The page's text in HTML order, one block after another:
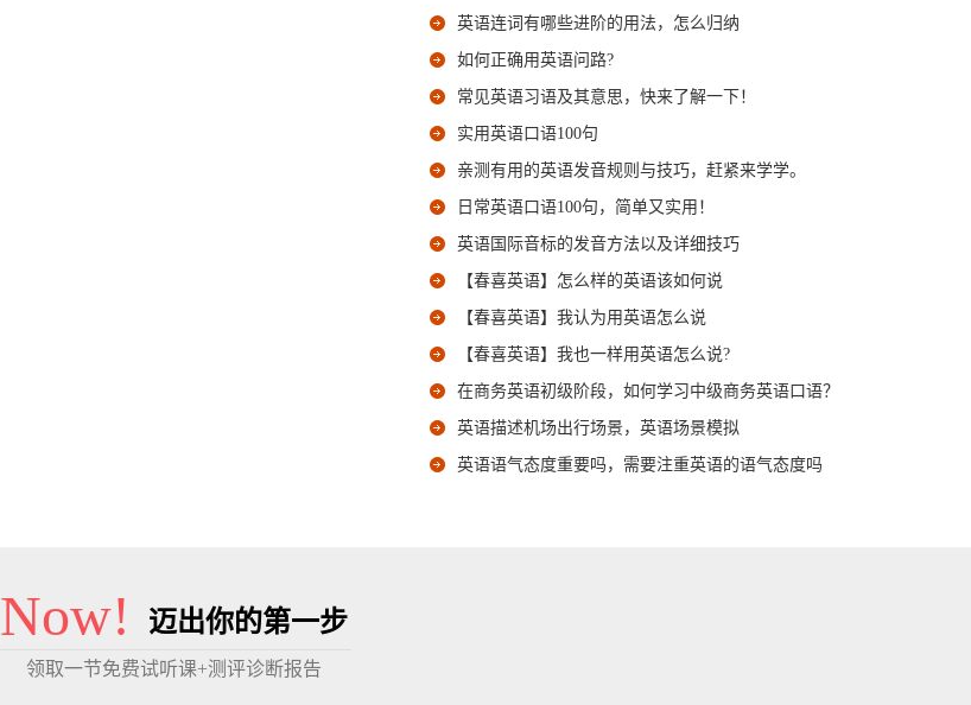
英语连词有哪些进阶的用法，怎么归纳
如何正确用英语问路?
常见英语习语及其意思，快来了解一下！
实用英语口语100句
亲测有用的英语发音规则与技巧，赶紧来学学。
日常英语口语100句，简单又实用！
英语国际音标的发音方法以及详细技巧
【春喜英语】怎么样的英语该如何说
【春喜英语】我认为用英语怎么说
【春喜英语】我也一样用英语怎么说?
在商务英语初级阶段，如何学习中级商务英语口语？
英语描述机场出行场景，英语场景模拟
英语语气态度重要吗，需要注重英语的语气态度吗
Now! 迈出你的第一步
领取一节免费试听课+测评诊断报告